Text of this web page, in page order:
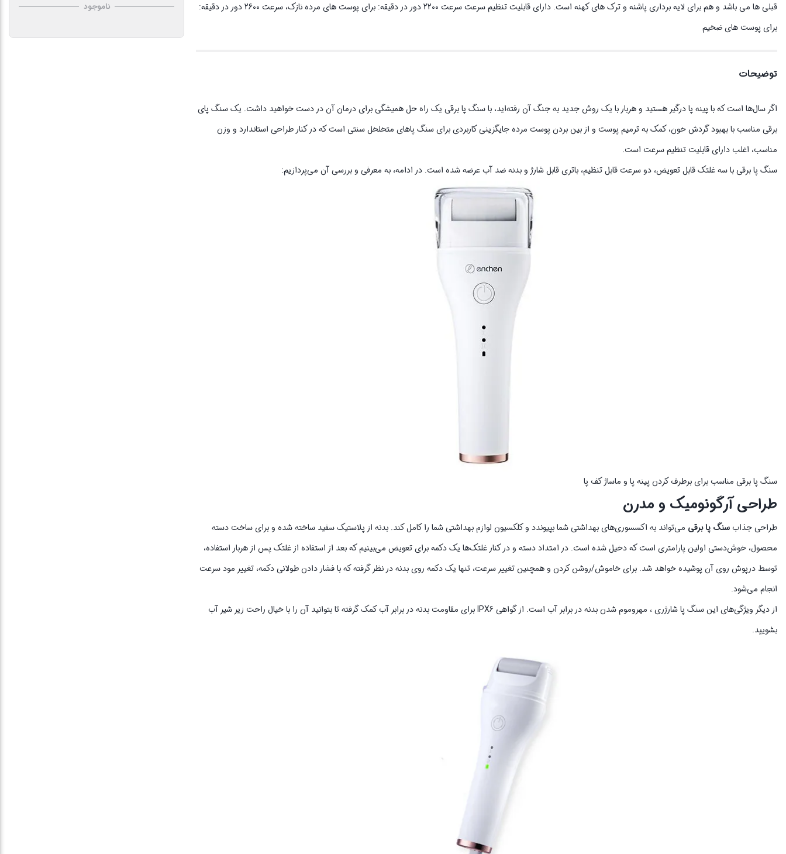
قبلی ها می باشد و هم برای لایه برداری پاشنه و ترک های کهنه است. دارای قابلیت تنظیم سرعت سرعت 2200 دور در دقیقه: برای پوست های مرده نازک، سرعت 2600 دور در دقیقه:
برای پوست های ضخیم
توضیحات
اگر سال‌ها است که با پینه پا درگیر هستید و هربار با یک روش جدید به جنگ آن رفته‌اید، با سنگ پا برقی یک راه حل همیشگی برای درمان آن در دست خواهید داشت. یک سنگ پای
برقی مناسب با بهبود گردش خون، کمک به ترمیم پوست و از بین بردن پوست مرده جایگزینی کاربردی برای سنگ پاهای متخلخل سنتی است که در کنار طراحی استاندارد و وزن
مناسب، اغلب دارای قابلیت تنظیم سرعت است.
سنگ پا برقی با سه غلتک قابل تعویض، دو سرعت قابل تنظیم، باتری قابل شارژ و بدنه ضد آب عرضه شده است. در ادامه، به معرفی و بررسی آن می‌پردازیم:
سنگ پا برقی مناسب برای برطرف کردن پینه پا و ماساژ کف پا
طراحی آرگونومیک و مدرن
طراحی جذابسنگ پا برقی می‌تواند به اکسسوری‌های بهداشتی شما بپیوندد و کلکسیون لوازم بهداشتی شما را کامل کند. بدنه از پلاستیک سفید ساخته شده و برای ساخت دسته
محصول، خوش‌دستی اولین پارامتری است که دخیل شده است. در امتداد دسته و در کنار غلتک‌ها یک دکمه برای تعویض می‌بینیم که بعد از استفاده از غلتک پس از هربار استفاده،
توسط درپوش روی آن پوشیده خواهد شد. برای خاموش/روشن کردن و همچنین تغییر سرعت، تنها یک دکمه روی بدنه در نظر گرفته که با فشار دادن طولانی دکمه، تغییر مود سرعت
انجام می‌شود.
از دیگر ویژگی‌های این سنگ پا شارژری ، مهروموم شدن بدنه در برابر آب است. از گواهی IPX6 برای مقاومت بدنه در برابر آب کمک گرفته تا بتوانید آن را با خیال راحت زیر شیر آب
بشویید.
ناموجود